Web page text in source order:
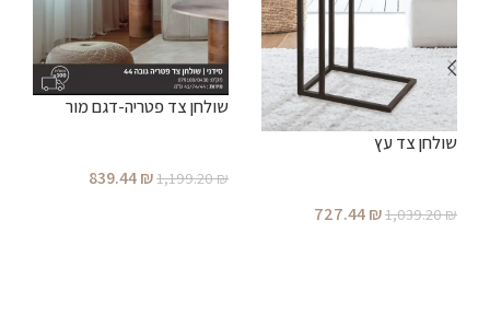
שולחן צד עץ
1,039.20₪
727.44₪
שולחן צד פטריה-דגם מור
1,199.20₪
839.44₪